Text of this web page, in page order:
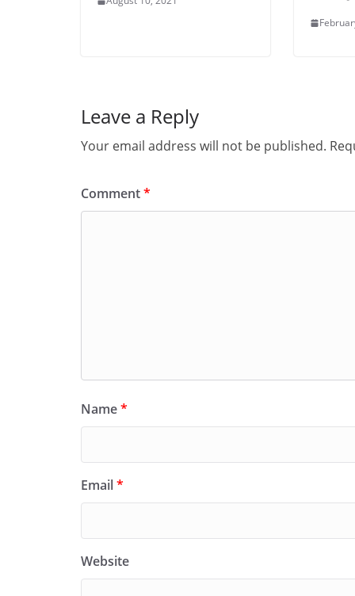
Leave a Reply
Your email address will not be published.
Comment*
Name*
Email*
Website